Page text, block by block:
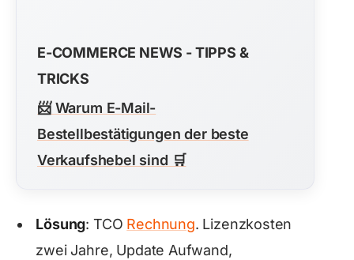
E-COMMERCE NEWS - TIPPS &
TRICKS
📨Warum E-Mail-
Bestellbestätigungen der beste
Verkaufshebel sind 🛒
Lösung: TCO Rechnung. Lizenzkosten
zwei Jahre, Update Aufwand,